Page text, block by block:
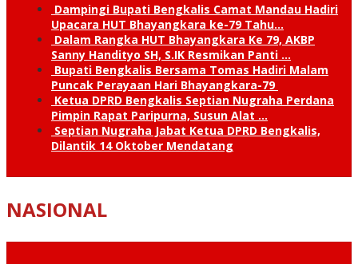
Dampingi Bupati Bengkalis Camat Mandau Hadiri
Upacara HUT Bhayangkara ke-79 Tahu…
Dalam Rangka HUT Bhayangkara Ke 79, AKBP
Sanny Handityo SH, S.IK Resmikan Panti …
Bupati Bengkalis Bersama Tomas Hadiri Malam
Puncak Perayaan Hari Bhayangkara-79
Ketua DPRD Bengkalis Septian Nugraha Perdana
Pimpin Rapat Paripurna, Susun Alat …
Septian Nugraha Jabat Ketua DPRD Bengkalis,
Dilantik 14 Oktober Mendatang
NASIONAL